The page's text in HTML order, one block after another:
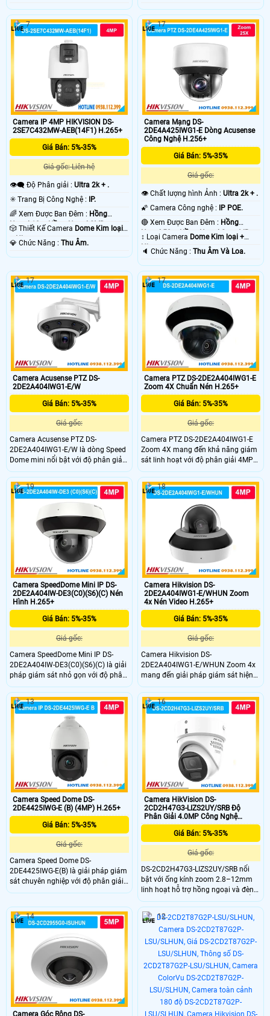
Camera IP 4MP HIKVISION DS-
2SE7C432MW-AEB(14F1) H.265+
Giá Bán: 5%-35%
Giá gốc: Liên hệ
👁️‍🗨 Độ Phân giải : Ultra 2k + .
✳️ Trang Bị Công Nghệ :
IP.
🌈 Xem Được Ban Đêm : Hồng
Ngoại 10m Hồng Ngoại SMD.
🎲 Thiết Kế Camera Dome Kim loại
+ Nhựa.
️💎 Chức Năng : Thu Âm.
7
Camera Mạng DS-
2DE4A425IWG1-E Dòng Acusense
Công Nghệ H.256+
Giá Bán: 5%-35%
Giá gốc:
👁 Chất lượng hình Ảnh :Ultra 2k + .
🌠 Camera Công nghệ :
IP POE.
🔴 Xem Được Ban Đêm : Hồng
Ngoại 50m Hồng Ngoại Smart IR.
↕️ Loại Camera Dome Kim loại +
Nhựa.
️🔈 Chức Năng :Thu Âm Và Loa.
17
Camera Acusense PTZ DS-
2DE2A404IWG1-E/W
Giá Bán: 5%-35%
Giá gốc:
Camera Acusense PTZ DS-
2DE2A404IWG1-E/W là dòng Speed
Dome mini nổi bật với độ phân giải
4MP zoom quang học 4× và kết nối
WiFi linh hoạt. DS-2DE2A404IWG1-
E/W hỗ trợ nhận diện người, phương
tiện, hồng ngoại 20m, đàm thoại hai
chiều cùng chuẩn IP66, IK10, đáp
ứng hiệu quả nhu cầu giám sát
trong nhiều môi trường khác nhau.
17
Camera PTZ DS-2DE2A404IWG1-E
Zoom 4X Chuẩn Nén H.265+
Giá Bán: 5%-35%
Giá gốc:
Camera PTZ DS-2DE2A404IWG1-E
Zoom 4X mang đến khả năng giám
sát linh hoạt với độ phân giải 4MP
và khả năng zoom quang học 4×
giám sát đêm với hồng ngoại
20m.DS-2DE2A404IWG1-E nổi bật
nhờ nhận diện người, phương tiện,
hỗ trợ WiFi, đàm thoại hai chiều, lưu
trữ thẻ nhớ 512GB và chuẩn bảo vệ
IP66, IK10 hoạt động bền bỉ.
17
Camera SpeedDome Mini IP DS-
2DE2A404IW-DE3(C0)(S6)(C) Nén
Hình H.265+
Giá Bán: 5%-35%
Giá gốc:
Camera SpeedDome Mini IP DS-
2DE2A404IW-DE3(C0)(S6)(C) là giải
pháp giám sát nhỏ gọn với độ phân
giải 4MP sắc nét, zoom quang học
4× linh hoạt và hồng ngoại 20m.
Thiết bị hỗ trợ chuẩn nén H.265+,
chống ngược sáng 120dB WDR, tích
hợp micro thu âm, đạt chuẩn IP66
và IK10.
19
Camera Hikvision DS-
2DE2A404IWG1-E/WHUN Zoom
4x Nén Video H.265+
Giá Bán: 5%-35%
Giá gốc:
Camera Hikvision DS-
2DE2A404IWG1-E/WHUN Zoom 4x
mang đến giải pháp giám sát hiện
đại với độ phân giải 4MP, zoom
quang học 4× và hồng ngoại 20m.
camera này hỗ trợ kết nối WiFi, đàm
thoại hai chiều, nhận diện người và
phương tiện, giúp quản lý hiệu quả
tại gia đình, cửa hàng, văn phòng và
18
Camera Speed Dome DS-
2DE4425IWG-E (B) (4MP) H.265+
Giá Bán: 5%-35%
Giá gốc:
Camera Speed Dome DS-
2DE4425IWG-E(B) là giải pháp giám
sát chuyên nghiệp với độ phân giải
4MP, zoom quang học 25× và hồng
E(B) nổi bật nhờ công nghệ
DarkFighter, nhận diện người và
chuẩn IP67 cùng khả năng hoạt
động ổn định trong nhiều điều kiện
thời tiết.
13
Camera HikVision DS-
2CD2H47G3-LIZS2UY/SRB Độ
Phân Giải 4.0MP Công Nghệ
H.256+
Giá Bán: 5%-35%
Giá gốc:
DS-2CD2H47G3-LIZS2UY/SRB nổi
bật với ống kính zoom 2.8–12mm
linh hoạt hỗ trợ hồng ngoại và đèn
trắng tầm xa 60m cho hình ảnh ổn
định ngày đêm. Camera còn có hỗ
trợ khe thẻ nhớ 512GB với chuẩn
IP67 và chống ăn mòn NEMA 4X
giúp vận hành bền bỉ.
16
14 12